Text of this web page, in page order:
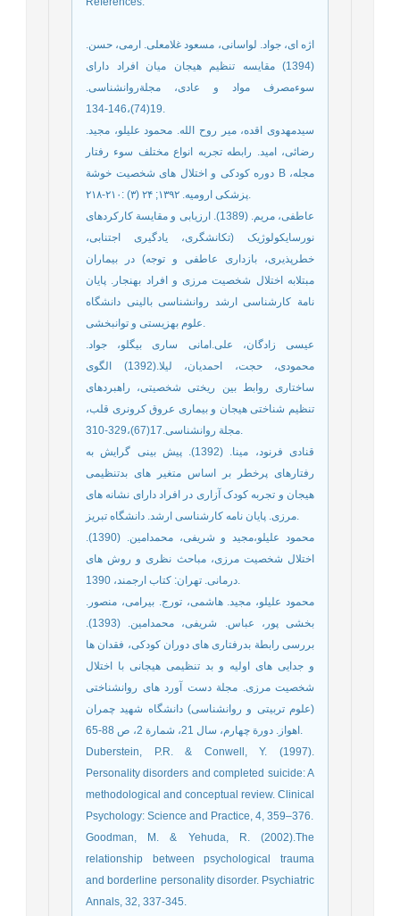
اژه ای، جواد. لواسانی، مسعود غلامعلی. ارمی، حسن.
(1394) مقایسه تنظیم هیجان میان افراد دارای
سوءمصرف مواد و عادی، مجلةروانشناسی.
19(74)،146-134.
سیدمهدوی اقده، میر روح الله. محمود علیلو، مجید.
رضائی، امید. رابطه تجربه انواع مختلف سوء رفتار
دوره کودکی و اختلال های شخصیت خوشة B ،مجله
پزشکی ارومیه. ۱۳۹۲; ۲۴ (۳) :۲۱۰-۲۱۸.
عاطفی، مریم. (1389). ارزیابی و مقایسة کارکردهای
نورسایکولوژیک (تکانشگری، یادگیری اجتنابی،
خطرپذیری، بازداری عاطفی و توجه) در بیماران
مبتلابه اختلال شخصیت مرزی و افراد بهنجار. پایان
نامة کارشناسی ارشد روانشناسی بالینی دانشگاه
علوم بهزیستی و توانبخشی.
عیسی زادگان، علی.امانی ساری بیگلو، جواد.
محمودی، حجت، احمدیان، لیلا.(1392) الگوی
ساختاری روابط بین ریختی شخصیتی، راهبردهای
تنظیم شناختی هیجان و بیماری عروق کرونری قلب،
مجلة روانشناسی.17(67)،329-310.
قنادی فرنود، مینا. (1392). پیش بینی گرایش به
رفتارهای پرخطر بر اساس متغیر های بدتنظیمی
هیجان و تجربه کودک آزاری در افراد دارای نشانه های
مرزی. پایان نامه کارشناسی ارشد. دانشگاه تبریز.
محمود علیلو،مجید و شریفی، محمدامین. (1390).
اختلال شخصیت مرزی، مباحث نظری و روش های
درمانی. تهران: کتاب ارجمند، 1390.
محمود علیلو، مجید. هاشمی، تورج. بیرامی، منصور.
بخشی پور، عباس. شریفی، محمدامین. (1393).
بررسی رابطة بدرفتاری های دوران کودکی، فقدان ها
و جدایی های اولیه و بد تنظیمی هیجانی با اختلال
شخصیت مرزی. مجلة دست آورد های روانشناختی
(علوم تربیتی و روانشناسی) دانشگاه شهید چمران
اهواز. دورة چهارم، سال 21، شمارة 2، ص 88-65.
Duberstein, P.R. & Conwell, Y. (1997).
Personality disorders and completed suicide: A
methodological and conceptual review. Clinical
Psychology: Science and Practice, 4, 359–376.
Goodman, M. & Yehuda, R. (2002).The
relationship between psychological trauma
and borderline personality disorder. Psychiatric
Annals, 32, 337-345.